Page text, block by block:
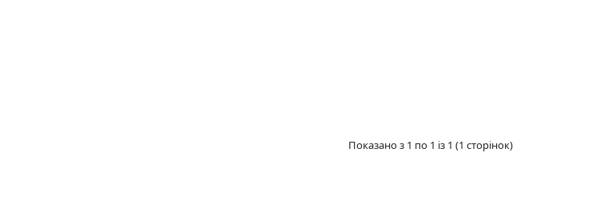
Показано з 1 по 1 із 1 (1 сторінок)